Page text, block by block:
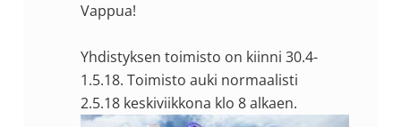
Vappua!
Yhdistyksen toimisto on kiinni 30.4-
1.5.18. Toimisto auki normaalisti
2.5.18 keskiviikkona klo 8 alkaen.